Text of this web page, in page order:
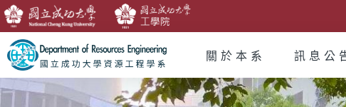
關於本系 訊息公